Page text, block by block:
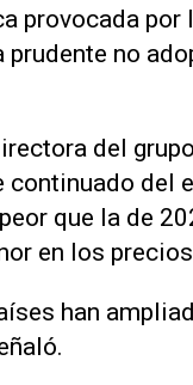
provocada
prudente no
del
continuado del
que la de
‌en los
han